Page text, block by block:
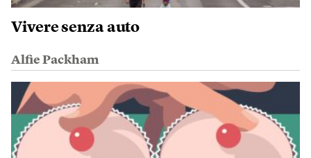
Vivere senza auto
Alfie Packham